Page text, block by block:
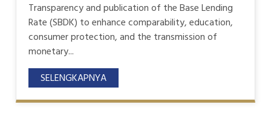
Transparency and publication of the Base Lending
Rate (SBDK) to enhance comparability, education,
consumer protection, and the transmission of
monetary...
SELENGKAPNYA